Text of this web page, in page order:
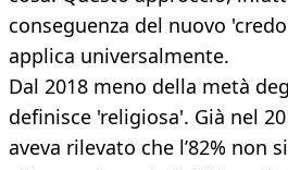
conseguenza del nuovo
applica universalmente.
Dal 2018 meno della metà
definisce 'religiosa'. Già nel
aveva rilevato che l’82% non